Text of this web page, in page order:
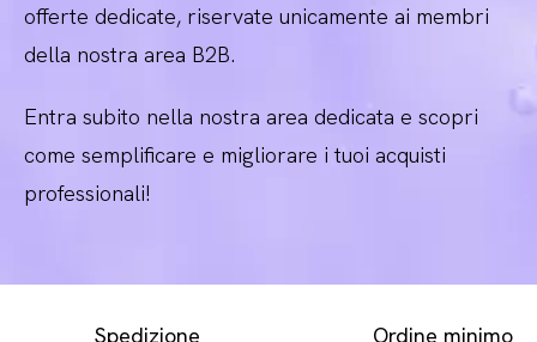
offerte dedicate, riservate unicamente ai membri
della nostra area B2B.
Entra subito nella nostra area dedicata e scopri
come semplificare e migliorare i tuoi acquisti
professionali!
Spedizione
Ordine minimo